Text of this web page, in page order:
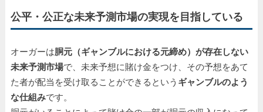
公平・公正な未来予測市場の実現を目指している
オーガーは胴元（ギャンブルにおける元締め）が存在しない
未来予測市場で、未来予想に賭け金をつけ、その予想をあて
た者が配当を受け取ることができるという ギャンブルのよう
な仕組みです。